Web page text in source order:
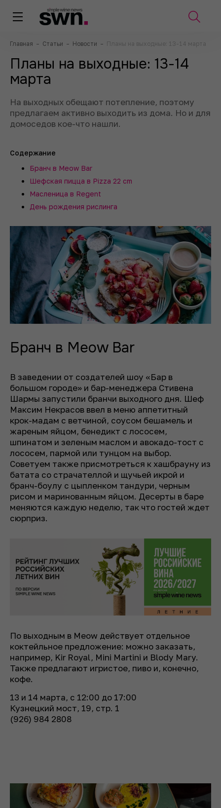
Главная – Статьи – Новости – Планы на выходные: 13-14 марта
Планы на выходные: 13-14
марта
На выходных обещают потепление, поэтому
предлагаем активно выходить из дома. Но и для
домоседов кое-что нашли.
Содержание
Бранч в Meow Bar
Шефская пицца в Pizza 22 cm
Масленица в Regent
День рождения рислинга
Бранч в Meow Bar
В заведении от создателей шоу «Бар в
большом городе» и бар-менеджера Стивена
Шармы запустили бранчи выходного дня. Шеф
Максим Некрасов ввел в меню аппетитный
крок-мадам с ветчиной, соусом бешамель и
жареным яйцом, бенедикт с лососем,
шпинатом и зеленым маслом и авокадо-тост с
лососем, пармой или тунцом на выбор.
Советуем также присмотреться к хашбрауну из
батата со страчателлой и щучьей икрой и
бранч-боулу с цыпленком тандури, черным
рисом и маринованным яйцом. Десерты в баре
меняются каждую неделю, так что гостей ждет
сюрприз.
По выходным в Meow действует отдельное
коктейльное предложение: можно заказать,
например, Kir Royal, Mini Martini и Blody Mary.
Также предлагают игристое, пиво и, конечно,
кофе.
13 и 14 марта, с 12:00 до 17:00
Кузнецкий мост, 19, стр. 1
(926) 984 2808